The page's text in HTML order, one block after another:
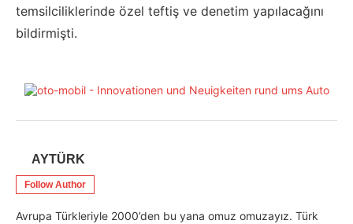
temsilciliklerinde özel teftiş ve denetim yapılacağını
bildirmişti.
AYTÜRK
Follow Author
Avrupa Türkleriyle 2000’den bu yana omuz omuzayız. Türk